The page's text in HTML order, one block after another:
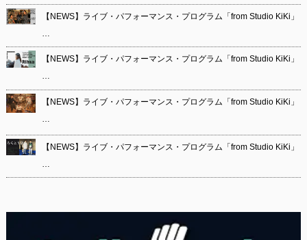
【NEWS】ライブ・パフォーマンス・プログラム「from Studio KiKi」
…
【NEWS】ライブ・パフォーマンス・プログラム「from Studio KiKi」
…
【NEWS】ライブ・パフォーマンス・プログラム「from Studio KiKi」
【NEWS】ライブ・パフォーマンス・プログラム「from Studio KiKi」
…